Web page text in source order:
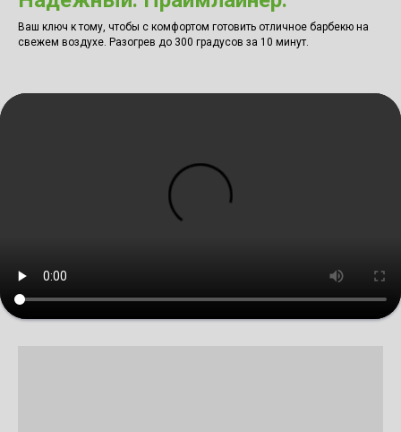
Ваш ключ к тому, чтобы с комфортом готовить отличное барбекю на
свежем воздухе. Разогрев до 300 градусов за 10 минут.